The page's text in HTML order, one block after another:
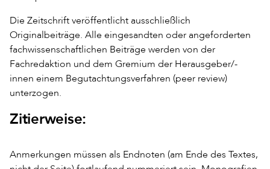
Die Zeitschrift veröffentlicht ausschließlich
Originalbeiträge. Alle eingesandten oder angeforderten
fachwissenschaftlichen Beiträge werden von der
Fachredaktion und dem Gremium der Herausgeber/-
innen einem Begutachtungsverfahren (peer review)
unterzogen.
Zitierweise:
Anmerkungen müssen als Endnoten (am Ende des Textes,